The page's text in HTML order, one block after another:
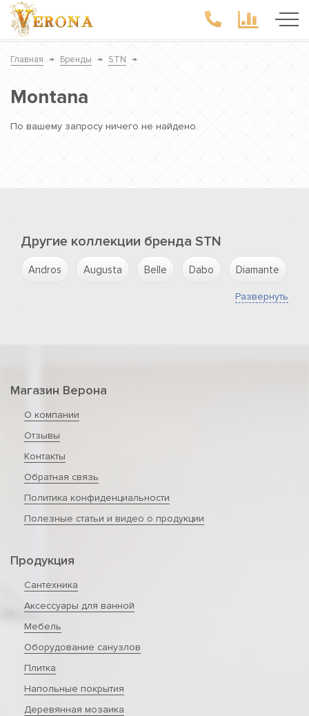
Главная → Бренды → STN →
Montana
По вашему запросу ничего не найдено.
Другие коллекции бренда STN
Andros Augusta Belle Dabo Diamante
Развернуть
Магазин Верона
О компании
Отзывы
Контакты
Обратная связь
Политика конфиденциальности
Полезные статьи и видео о продукции
Продукция
Сантехника
Аксессуары для ванной
Мебель
Оборудование санузлов
Плитка
Напольные покрытия
Деревянная мозаика